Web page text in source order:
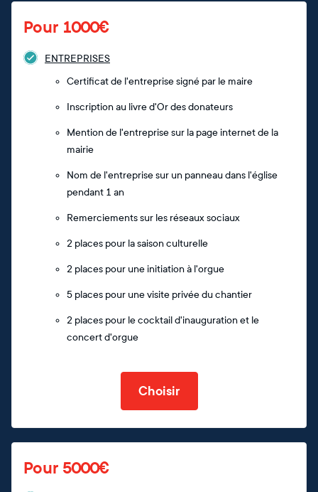
Pour 1000€
ENTREPRISES
Certificat de l'entreprise signé par le maire
Inscription au livre d'Or des donateurs
Mention de l'entreprise sur la page internet de la
mairie
Nom de l'entreprise sur un panneau dans l'église
pendant 1 an
Remerciements sur les réseaux sociaux
2 places pour la saison culturelle
2 places pour une initiation à l'orgue
5 places pour une visite privée du chantier
2 places pour le cocktail d'inauguration et le
concert d'orgue
Choisir
Pour 5000€